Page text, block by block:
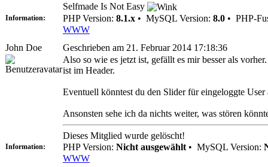
Selfmade Is Not Easy
Information: PHP Version: 8.1.x • MySQL Version: 8.0 • PHP-
WWW
John Doe
Geschrieben am 21. Februar 2014 17:18:36
Also so wie es jetzt ist, gefällt es mir besser als
ist im Header.
Eventuell könntest du den Slider für eingeloggte User
Ansonsten sehe ich da nichts weiter, was stören
Dieses Mitglied wurde gelöscht!
Information: PHP Version: Nicht ausgewählt • MySQL Version:
WWW